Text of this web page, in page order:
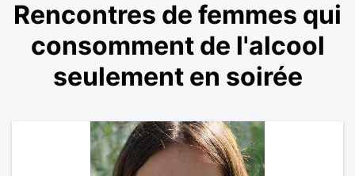
Rencontres de femmes qui
consomment de l'alcool
seulement en soirée